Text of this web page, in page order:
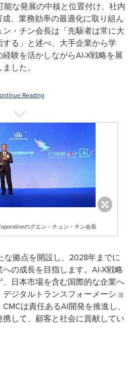
能な発展の中核と位置付け、社内
、業務効率の最適化に取り組ん
・チン会長は「先駆者は常に大
る」と述べ、大手企業から学
験を活かしながらAI-X戦略を展
した。
Reading
のグエン・チュン・チン会長
な拠点を開設し、2028年までに
の成長を目指します。AI-X戦略
日本市場を含む国際的な企業へ
ジタルトランスフォーメーショ
は責任あるAI開発を推進し、
して、顧客と社会に貢献してい